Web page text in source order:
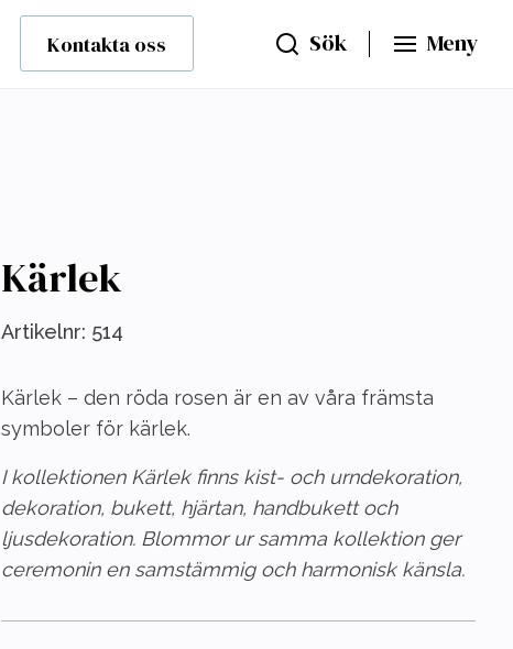
Kontakta oss Sök Meny
Kärlek
Artikelnr: 514
Kärlek – den röda rosen är en av våra främsta
symboler för kärlek.
I kollektionen Kärlek finns kist- och urndekoration,
dekoration, bukett, hjärtan, handbukett och
ljusdekoration. Blommor ur samma kollektion ger
ceremonin en samstämmig och harmonisk känsla.